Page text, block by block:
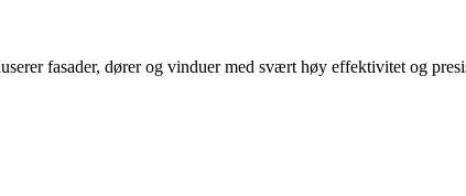
fasader, dører og vinduer med svært høy effektivitet og